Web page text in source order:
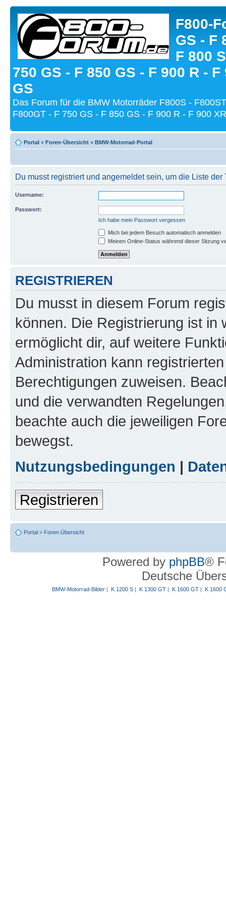
F800-
GS - F
F 800
750 GS - F 850 GS - F 900 R - F
GS
Das Forum für die BMW Motorräder F800S -
F800GT - F 750 GS - F 850 GS - F 900 R - F 900
Portal » Foren-Übersicht » BMW-Motorrad-Portal
Du musst registriert und angemeldet sein, um die Liste
Username:
Passwort:
Ich habe mein Passwort vergessen
Mich bei jedem Besuch automatisch anmelden
Meinen Online-Status während dieser Sitzung
REGISTRIEREN
Du musst in diesem Forum
können. Die Registrierung ist in
ermöglicht dir, auf weitere
Administration kann
Berechtigungen zuweisen.
und die verwandten
beachte auch die jeweiligen
bewegst.
Nutzungsbedingungen |
Registrieren
Portal » Foren-Übersicht
Powered by phpBB®
Deutsche
BMW-Motorrad-Bilder| K 1200 S| K 1300 GT| K 1600 GT| K 1600